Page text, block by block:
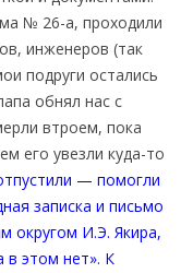
№ 26-a, проходили
инженеров (так
подруги остались
обнял нас с
втроем, пока
его увезли куда-то
— помогли
записка и письмо
округом И.Э. Якира,
в этом нет». К